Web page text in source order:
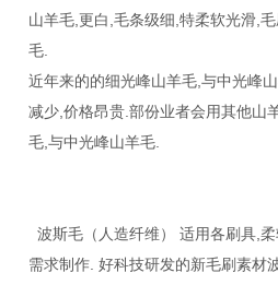
山羊毛,更白,毛条级细,特柔软光滑,
毛.
近年来的的细光峰山羊毛,与中光峰
减少,价格昂贵.部份业者会用其他山
毛,与中光峰山羊毛.
波斯毛（人造纤维） 适用各刷具,
需求制作. 好科技研发的新毛刷素材